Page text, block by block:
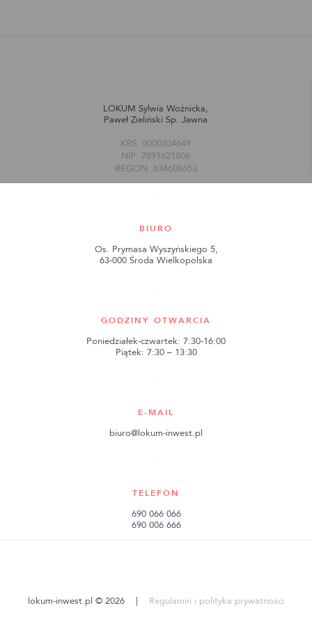
LOKUM Sylwia Woźnicka,
Paweł Zieliński Sp. Jawna
KRS: 0000304649
NIP: 7891621806
REGON: 634608653
BIURO
Os. Prymasa Wyszyńskiego 5,
63-000 Środa Wielkopolska
GODZINY OTWARCIA
Poniedziałek-czwartek: 7:30-16:00
Piątek: 7:30 – 13:30
E-MAIL
biuro@lokum-inwest.pl
TELEFON
690 066 066
690 006 666
lokum-inwest.pl © 2026 | Regulamin i polityka prywatności